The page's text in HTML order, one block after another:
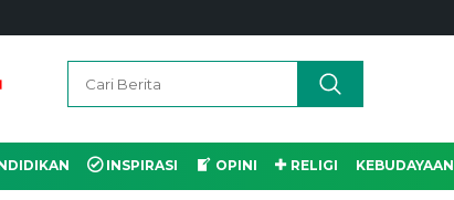
INSPIRASI OPINI RELIGI KEBUDAYAAN